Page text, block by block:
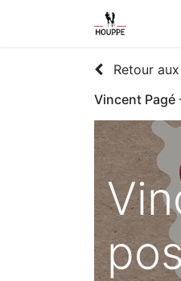
Retour
Vincent Pagé